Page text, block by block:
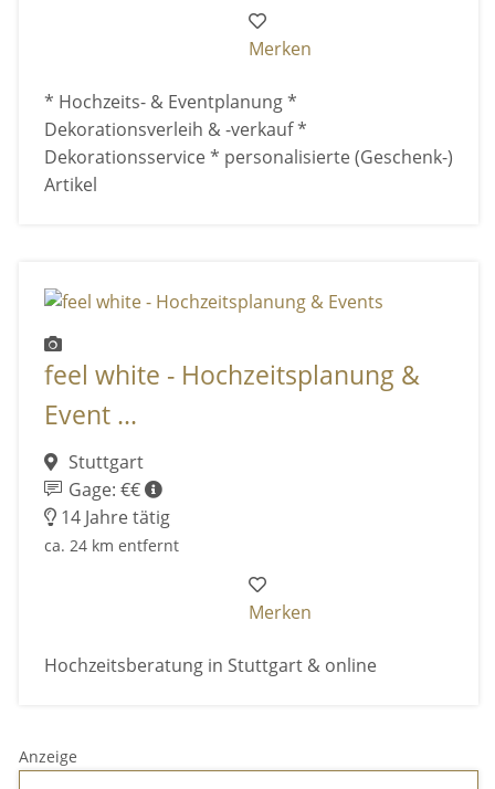
Merken
* Hochzeits- & Eventplanung *
Dekorationsverleih & -verkauf *
Dekorationsservice * personalisierte (Geschenk-)
Artikel
feel white - Hochzeitsplanung &
Event ...
Stuttgart
Gage: €€
14 Jahre tätig
ca. 24 km entfernt
Merken
Hochzeitsberatung in Stuttgart & online
Anzeige